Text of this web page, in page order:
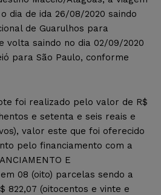
dia de ida 26/08/2020 saindo
de Guarulhos para
volta saindo no dia 02/09/2020
para São Paulo, conforme
foi realizado pelo valor de R$
e setenta e seis reais e
valor este que foi oferecido
pelo financiamento com a
E
em 08 (oito) parcelas sendo a
822,07 (oitocentos e vinte e